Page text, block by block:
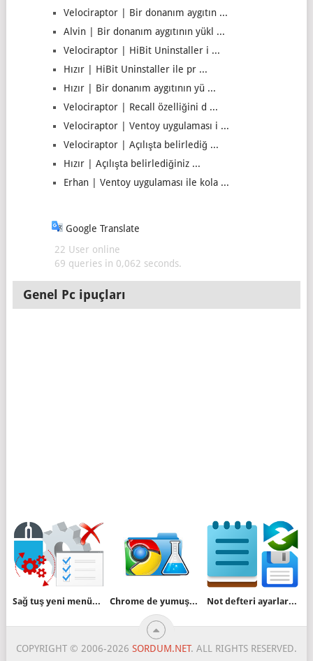
Velociraptor | Bir donanım aygıtın ...
Alvin | Bir donanım aygıtının yükl ...
Velociraptor | HiBit Uninstaller i ...
Hızır | HiBit Uninstaller ile pr ...
Hızır | Bir donanım aygıtının yü ...
Velociraptor | Recall özelliğini d ...
Velociraptor | Ventoy uygulaması i ...
Velociraptor | Açılışta belirlediğ ...
Hızır | Açılışta belirlediğiniz ...
Erhan | Ventoy uygulaması ile kola ...
Google Translate
22 User online
69 queries in 0,062 seconds.
Genel Pc ipuçları
Sağ tuş yeni menüsünü düzenleyelim Chrome de yumuşak kaydırma özelliğini kapatalım Not defteri ayarlarını yedekleyin
COPYRIGHT © 2006-2026 SORDUM.NET. ALL RIGHTS RESERVED.